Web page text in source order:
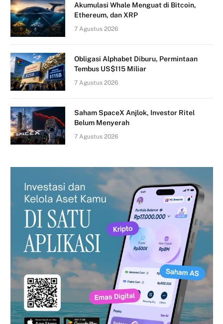
Akumulasi Whale Menguat di Bitcoin,
Ethereum, dan XRP
7 Agustus 2026
Obligasi Alphabet Diburu, Permintaan
Tembus US$115 Miliar
7 Agustus 2026
Saham SpaceX Anjlok, Investor Ritel
Belum Menyerah
7 Agustus 2026